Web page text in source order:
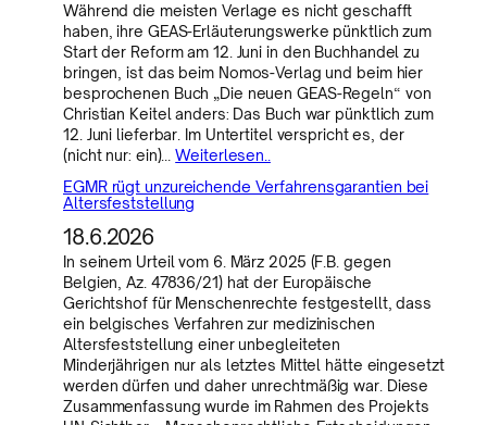
Während die meisten Verlage es nicht geschafft
haben, ihre GEAS-Erläuterungswerke pünktlich zum
Start der Reform am 12. Juni in den Buchhandel zu
bringen, ist das beim Nomos-Verlag und beim hier
besprochenen Buch „Die neuen GEAS-Regeln“ von
Christian Keitel anders: Das Buch war pünktlich zum
12. Juni lieferbar. Im Untertitel verspricht es, der
(nicht nur: ein)…Weiterlesen..
EGMR rügt unzureichende Verfahrensgarantien bei
Altersfeststellung
18.6.2026
In seinem Urteil vom 6. März 2025 (F.B. gegen
Belgien, Az. 47836/21) hat der Europäische
Gerichtshof für Menschenrechte festgestellt, dass
ein belgisches Verfahren zur medizinischen
Altersfeststellung einer unbegleiteten
Minderjährigen nur als letztes Mittel hätte eingesetzt
werden dürfen und daher unrechtmäßig war. Diese
Zusammenfassung wurde im Rahmen des Projekts